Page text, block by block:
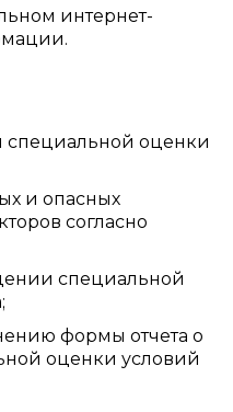
интернет-
специальной оценки
и опасных
согласно
специальной
формы отчета о
оценки условий